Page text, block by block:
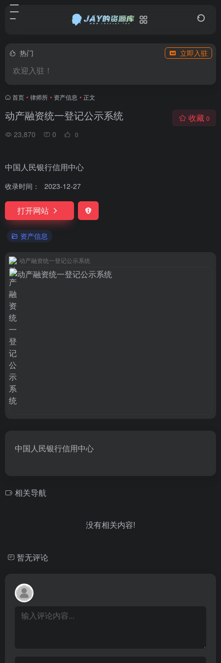
热门 立即入驻
欢迎入驻！
首页 • 律师所 • 资产信息 • 正文
动产融资统一登记公示系统
23,870 0 0
收藏 0
中国人民银行信用中心
收录时间： 2023-12-27
打开网站
资产信息
动产融资统一登记公示系统
中国人民银行信用中心
相关导航
没有相关内容!
暂无评论